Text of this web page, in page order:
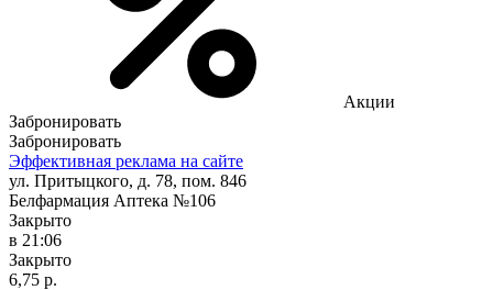
Акции
Забронировать
Забронировать
Эффективная реклама на сайте
ул. Притыцкого, д. 78, пом. 846
Белфармация Аптека №106
Закрыто
в 21:06
Закрыто
6,75 р.